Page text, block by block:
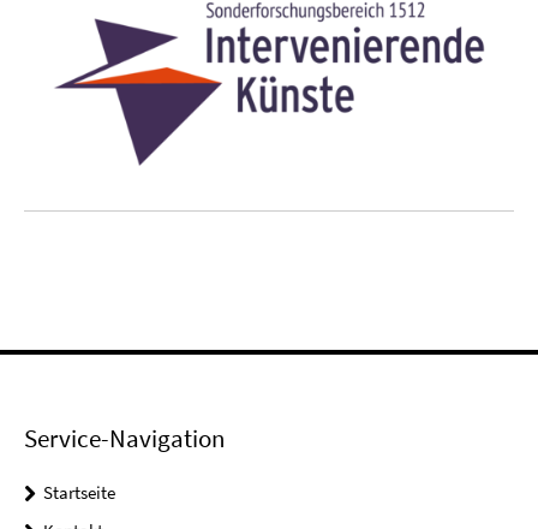
Service-Navigation
Startseite